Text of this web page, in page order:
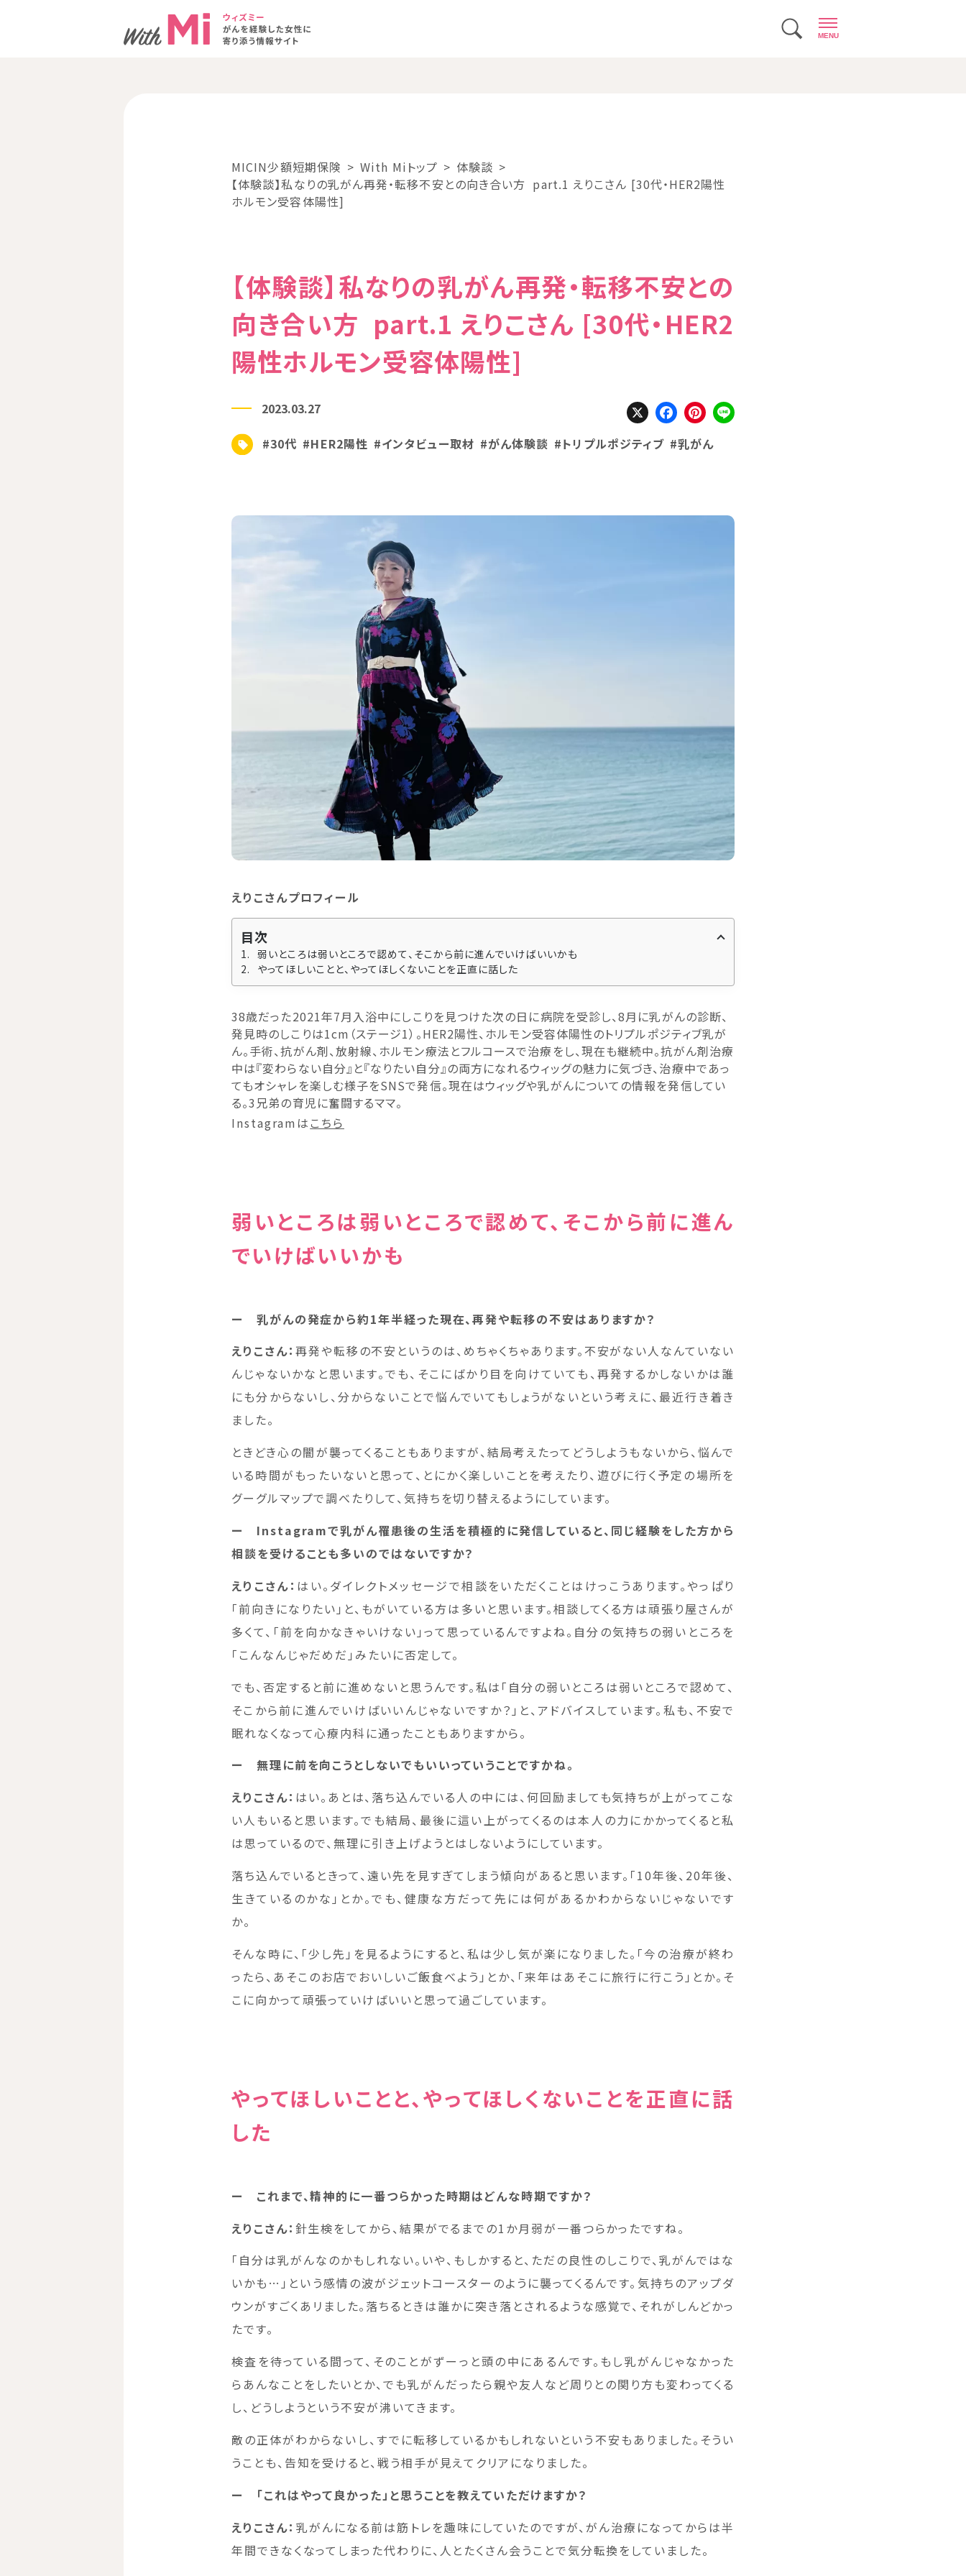
MENU
MICIN少額短期保険 With Miトップ
体験談
【体験談】私なりの乳がん再発・転移不安との向き合い方 part.1 えりこさん [30代・HER2陽性
ホルモン受容体陽性]
【体験談】私なりの乳がん再発・転移不安との
向き合い方 part.1 えりこさん [30代・HER2
陽性ホルモン受容体陽性]
2023.03.27
#30代 #HER2陽性 #インタビュー取材 #がん体験談 #トリプルポジティブ #乳がん
X Facebook
Pinterest
えりこさんプロフィール
目次
弱いところは弱いところで認めて、そこから前に進んでいけばいいかも
やってほしいことと、やってほしくないことを正直に話した
38歳だった2021年7月入浴中にしこりを見つけた次の日に病院を受診し、8月に乳がんの診断、
発見時のしこりは1cm（ステージ1）。HER2陽性、ホルモン受容体陽性のトリプルポジティブ乳が
ん。手術、抗がん剤、放射線、ホルモン療法とフルコースで治療をし、現在も継続中。抗がん剤治療
中は『変わらない自分』と『なりたい自分』の両方になれるウィッグの魅力に気づき、治療中であっ
てもオシャレを楽しむ様子をSNSで発信。現在はウィッグや乳がんについての情報を発信してい
る。3兄弟の育児に奮闘するママ。
Instagramは こちら
弱いところは弱いところで認めて、そこから前に進ん
でいけばいいかも
ー 乳がんの発症から約1年半経った現在、再発や転移の不安はありますか？
えりこさん： 再発や転移の不安というのは、めちゃくちゃあります。不安がない人なんていない
んじゃないかなと思います。でも、そこにばかり目を向けていても、再発するかしないかは誰
にも分からないし、分からないことで悩んでいてもしょうがないという考えに、最近行き着き
ました。
ときどき心の闇が襲ってくることもありますが、結局考えたってどうしようもないから、悩んで
いる時間がもったいないと思って、とにかく楽しいことを考えたり、遊びに行く予定の場所を
グーグルマップで調べたりして、気持ちを切り替えるようにしています。
ー Instagramで乳がん罹患後の生活を積極的に発信していると、同じ経験をした方から
相談を受けることも多いのではないですか？
えりこさん： はい。ダイレクトメッセージで相談をいただくことはけっこうあります。やっぱり
「前向きになりたい」と、もがいている方は多いと思います。相談してくる方は頑張り屋さんが
多くて、「前を向かなきゃいけない」って思っているんですよね。自分の気持ちの弱いところを
「こんなんじゃだめだ」みたいに否定して。
でも、否定すると前に進めないと思うんです。私は「自分の弱いところは弱いところで認めて、
そこから前に進んでいけばいいんじゃないですか？」と、アドバイスしています。私も、不安で
眠れなくなって心療内科に通ったこともありますから。
ー 無理に前を向こうとしないでもいいっていうことですかね。
えりこさん： はい。あとは、落ち込んでいる人の中には、何回励ましても気持ちが上がってこな
い人もいると思います。でも結局、最後に這い上がってくるのは本人の力にかかってくると私
は思っているので、無理に引き上げようとはしないようにしています。
落ち込んでいるときって、遠い先を見すぎてしまう傾向があると思います。「10年後、20年後、
生きているのかな」とか。でも、健康な方だって先には何があるかわからないじゃないです
か。
そんな時に、「少し先」を見るようにすると、私は少し気が楽になりました。「今の治療が終わ
ったら、あそこのお店でおいしいご飯食べよう」とか、「来年はあそこに旅行に行こう」とか。そ
こに向かって頑張っていけばいいと思って過ごしています。
やってほしいことと、やってほしくないことを正直に話
した
ー これまで、精神的に一番つらかった時期はどんな時期ですか？
えりこさん： 針生検をしてから、結果がでるまでの1か月弱が一番つらかったですね。
「自分は乳がんなのかもしれない。いや、もしかすると、ただの良性のしこりで、乳がんではな
いかも…」という感情の波がジェットコースターのように襲ってくるんです。気持ちのアップダ
ウンがすごくあリました。落ちるときは誰かに突き落とされるような感覚で、それがしんどかっ
たです。
検査を待っている間って、そのことがずーっと頭の中にあるんです。もし乳がんじゃなかった
らあんなことをしたいとか、でも乳がんだったら親や友人など周りとの関り方も変わってくる
し、どうしようという不安が沸いてきます。
敵の正体がわからないし、すでに転移しているかもしれないという不安もありました。そうい
うことも、告知を受けると、戦う相手が見えてクリアになりました。
ー 「これはやって良かった」と思うことを教えていただけますか？
えりこさん： 乳がんになる前は筋トレを趣味にしていたのですが、がん治療になってからは半
年間できなくなってしまった代わりに、人とたくさん会うことで気分転換をしていました。